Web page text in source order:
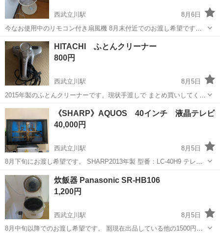
西武立川駅
8月6日
今なお使用中のリモコン付き扇風機 8月末付近でのお渡し希望です。
🈹現在出品している他の2000円以上の商品と同時購入で半額お値引き
致します。 受渡しに関して 📍場所：ｾﾌﾞﾝｲﾚﾌﾞﾝ松中団地北店を希望
📆日時：最初...
東京 立川市 季節、空調家電
HITACHI ふとんクリーナー
800円
西武立川駅
8月5日
2015年製のふとんクリーナーです。現状手渡しで まとめ買いしてくれ
る方にはお値引きします。 🈹現在出品している他の1500円以上の商品
と同時購入で半額お値引き致します。 受渡しに関して 📍場所：ｾﾌﾞﾝｲ
ﾚﾌﾞﾝ松中団...
東京 立川市 西武立川駅 HITACHI
《SHARP》AQUOS 40インチ 液晶テレビ
40,000円
西武立川駅
8月5日
8月下旬にお渡し希望です。 SHARP2013年製 型番：LC-40H9 テレビ
本体とリモコン、電源ケーブルのみです。 ○自宅まで来てくださる方
東京 立川市 西武立川駅
炊飯器 Panasonic SR-HB106
1,200円
西武立川駅
8月5日
8月中旬以降でのお渡し希望です。 🈹現在出品している他の1500円以